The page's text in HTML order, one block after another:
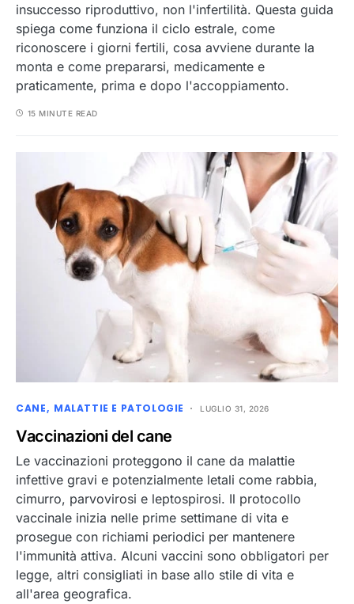
insuccesso riproduttivo, non l'infertilità. Questa guida
spiega come funziona il ciclo estrale, come
riconoscere i giorni fertili, cosa avviene durante la
monta e come prepararsi, medicamente e
praticamente, prima e dopo l'accoppiamento.
15 MINUTE READ
CANE MALATTIE E PATOLOGIE LUGLIO 31, 2026
Vaccinazioni del cane
Le vaccinazioni proteggono il cane da malattie
infettive gravi e potenzialmente letali come rabbia,
cimurro, parvovirosi e leptospirosi. Il protocollo
vaccinale inizia nelle prime settimane di vita e
prosegue con richiami periodici per mantenere
l'immunità attiva. Alcuni vaccini sono obbligatori per
legge, altri consigliati in base allo stile di vita e
all'area geografica.